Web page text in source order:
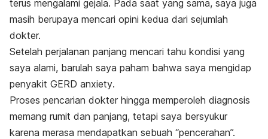
terus mengalami gejala. Pada saat yang sama, saya juga
masih berupaya mencari opini kedua dari sejumlah
dokter.
Setelah perjalanan panjang mencari tahu kondisi yang
saya alami, barulah saya paham bahwa saya mengidap
penyakit GERD anxiety.
Proses pencarian dokter hingga memperoleh diagnosis
memang rumit dan panjang, tetapi saya bersyukur
karena merasa mendapatkan sebuah “pencerahan”.